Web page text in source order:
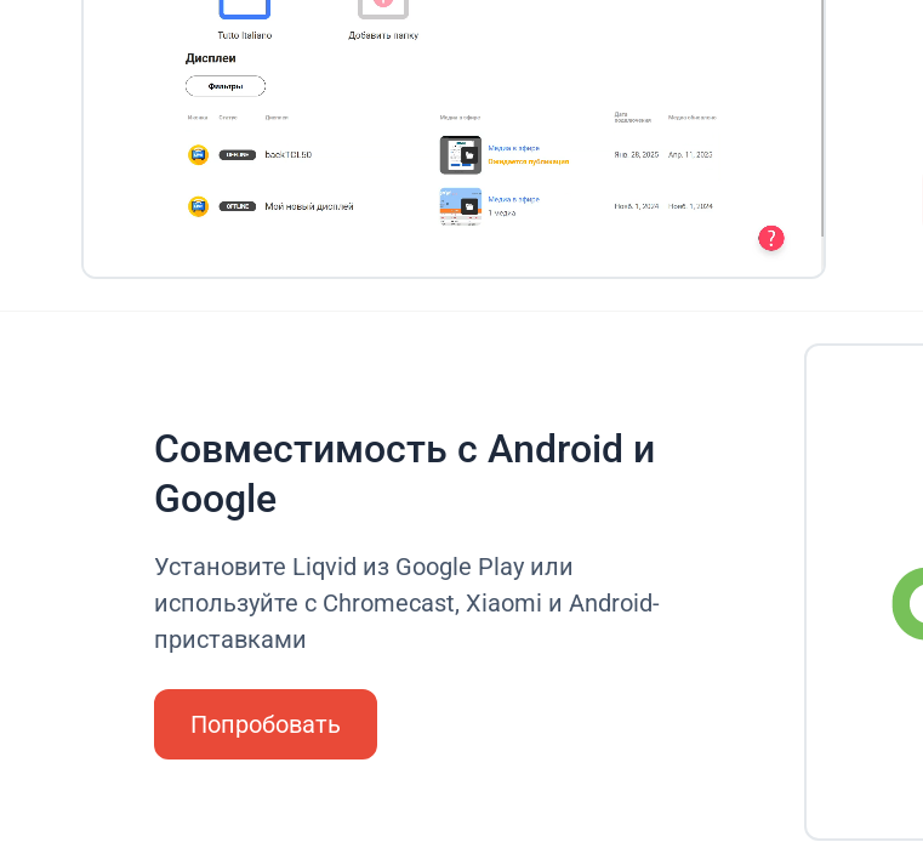
Совместимость с Android и
Google
Установите Liqvid из Google Play или
используйте с Chromecast, Xiaomi и Android-
приставками
Попробовать